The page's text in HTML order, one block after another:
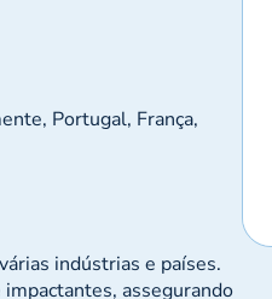
Portugal, França,
indústrias e países.
assegurando